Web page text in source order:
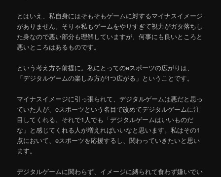
とはいえ、私自身にはそもそもゲームに対するマイナスイメージ
がありません。そりゃ私もゲームをやりすぎて視力がガタ落ちし
た身なので悪い部分も理解していますが、何事にも良いところと
悪いところはあるものです。
という考え方を前提に。私にとってのeスポーツの広がりは、
「デジタルゲームの楽しみ方が1つ広がる」ということです。
マイナスイメージに引っ張られて、デジタルゲームは悪だと思っ
ていた人が、eスポーツという名目で改めてデジタルゲームに注
目してくれる。それで1人でも「デジタルゲームはいいものだ
な」と感じてくれる人が増えればいいなと思います。私はその1
点において、eスポーツを応援するし、関わっていきたいと思い
ます。
デジタルゲームに関わらず、イメージに縛られて食わず嫌いでい